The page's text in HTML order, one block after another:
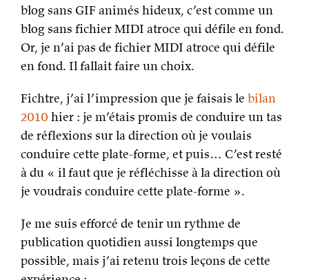
blog sans GIF animés hideux, c’est comme un
blog sans fichier MIDI atroce qui défile en fond.
Or, je n’ai pas de fichier MIDI atroce qui défile
en fond. Il fallait faire un choix.
Fichtre, j’ai l’impression que je faisais le bilan
2010 hier : je m’étais promis de conduire un tas
de réflexions sur la direction où je voulais
conduire cette plate-forme, et puis… C’est resté
à du « il faut que je réfléchisse à la direction où
je voudrais conduire cette plate-forme ».
Je me suis efforcé de tenir un rythme de
publication quotidien aussi longtemps que
possible, mais j’ai retenu trois leçons de cette